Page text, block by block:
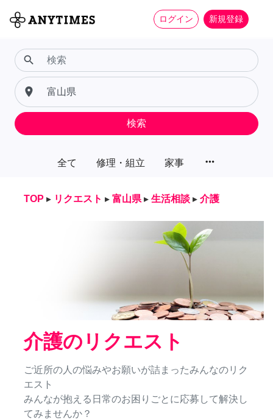
ログイン 新規登録
全て 修理・組立 家事 more_horiz
search
place
検索
TOP ▸ リクエスト ▸ 富山県 ▸ 生活相談 ▸ 介護
介護のリクエスト
ご近所の人の悩みやお願いが詰まったみんなのリク
エスト
みんなが抱える日常のお困りごとに応募して解決し
てみませんか？